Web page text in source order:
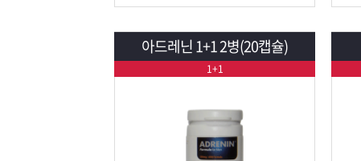
아드레닌 1+1 2병(20캡슐)
1+1